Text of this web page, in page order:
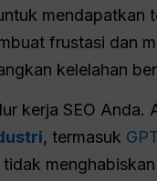
mendapatkan
frustasi dan
kelelahan
kerja SEO
, termasuk